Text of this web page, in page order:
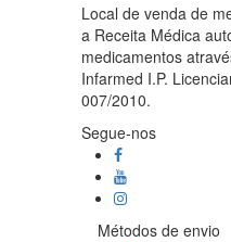
Local de venda de
a Receita Médica
medicamentos
Infarmed I.P.
007/2010.
Segue-nos
Métodos de envio